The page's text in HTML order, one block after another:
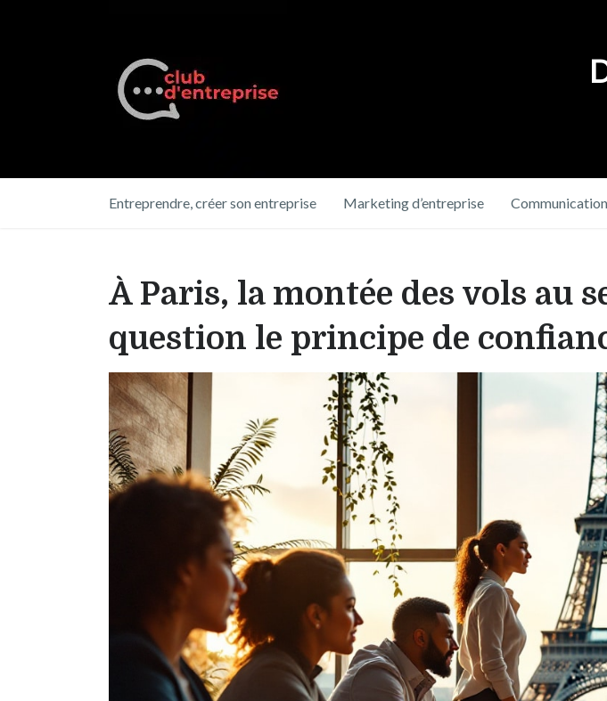
Entreprendre, créer son entreprise Marketing d’entreprise
À Paris, la montée des vols au
question le principe de